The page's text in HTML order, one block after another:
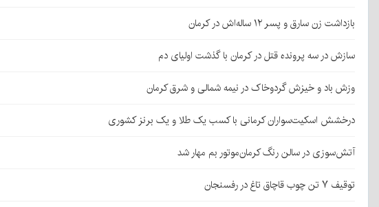
بازداشت زن سارق و پسر ۱۲ ساله‌اش در کرمان
سازش در سه پرونده قتل در کرمان با گذشت اولیای دم
وزش باد و خیزش گردوخاک در نیمه شمالی و شرق کرمان
درخشش اسکیت‌سواران کرمانی با کسب یک طلا و یک برنز کشوری
آتش‌سوزی در سالن رنگ کرمان‌موتور بم مهار شد
توقیف ۷ تن چوب قاچاق تاغ در رفسنجان